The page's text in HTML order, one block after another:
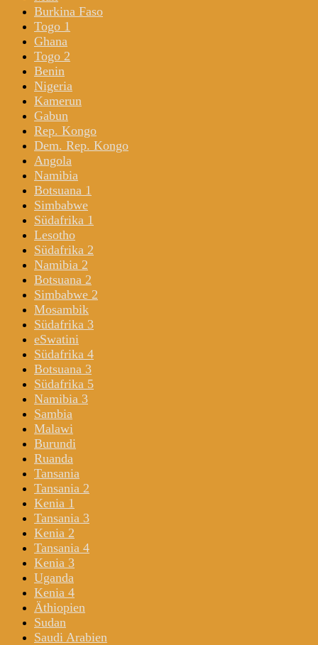
Burkina Faso
Togo 1
Ghana
Togo 2
Benin
Nigeria
Kamerun
Gabun
Rep. Kongo
Dem. Rep. Kongo
Angola
Namibia
Botsuana 1
Simbabwe
Südafrika 1
Lesotho
Südafrika 2
Namibia 2
Botsuana 2
Simbabwe 2
Mosambik
Südafrika 3
eSwatini
Südafrika 4
Botsuana 3
Südafrika 5
Namibia 3
Sambia
Malawi
Burundi
Ruanda
Tansania
Tansania 2
Kenia 1
Tansania 3
Kenia 2
Tansania 4
Kenia 3
Uganda
Kenia 4
Äthiopien
Sudan
Saudi Arabien